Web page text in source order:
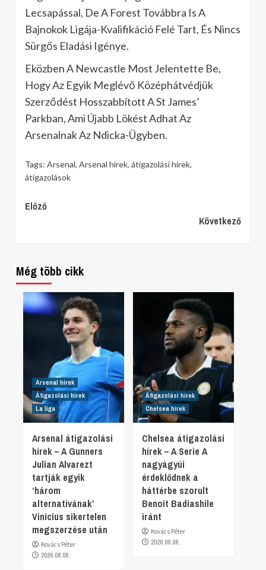
Lecsapással, De A Forest Továbbra Is A
Bajnokok Ligája-Kvalifikáció Felé Tart, És Nincs
Sürgős Eladási Igénye.
Eközben A Newcastle Most Jelentette Be,
Hogy Az Egyik Meglévő Középhátvédjük
Szerződést Hosszabbított A St James’
Parkban, Ami Újabb Lökést Adhat Az
Arsenalnak Az Ndicka-Ügyben.
Tags: Arsenal, Arsenal hírek, átigazolási hírek,
átigazolások
Continue
Előző
Következő
Még több cikk
Arsenal hírek
Átigazolási hírek
La liga
Arsenal átigazolási
hírek – A Gunners
Julian Alvarezt
tartják egyik
‘három
alternatívának’
Vinicius sikertelen
megszerzése után
Kovács Péter
2026.08.08.
Átigazolási hírek
Chelsea hírek
Chelsea átigazolási
hírek – A Serie A
nagyágyúi
érdeklődnek a
háttérbe szorult
Benoit Badiashile
iránt
Kovács Péter
2026.08.08.